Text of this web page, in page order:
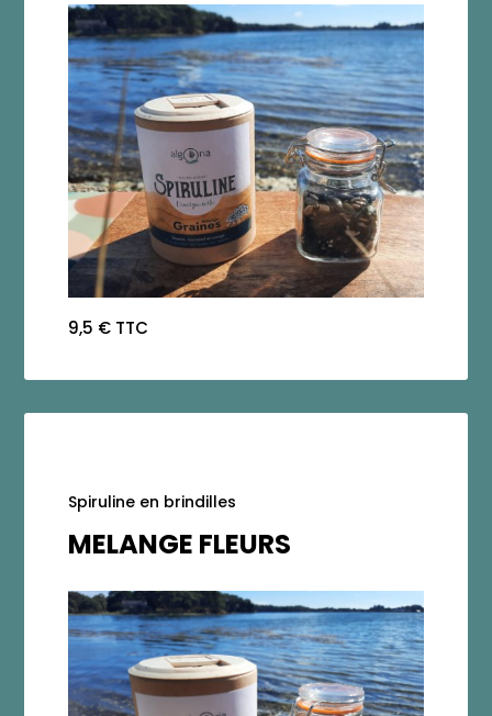
9,5 € TTC
Spiruline en brindilles
MELANGE FLEURS